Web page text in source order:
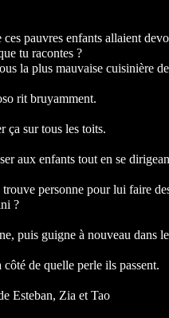
pauvres enfants allaient
tu racontes ?
la plus mauvaise cuisinière
rit bruyamment.
ça sur tous les toits.
aux enfants tout en se
trouve personne pour lui faire
?
puis guigne à nouveau dans
de quelle perle ils passent.
Esteban, Zia et Tao